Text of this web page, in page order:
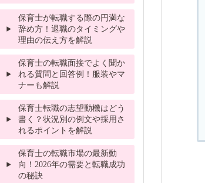
保育士が転職する際の円満な
辞め方！退職のタイミングや
理由の伝え方を解説
保育士の転職面接でよく聞か
れる質問と回答例！服装やマ
ナーも解説
保育士転職の志望動機はどう
書く？状況別の例文や採用さ
れるポイントを解説
保育士の転職市場の最新動
向！2026年の需要と転職成功
の秘訣